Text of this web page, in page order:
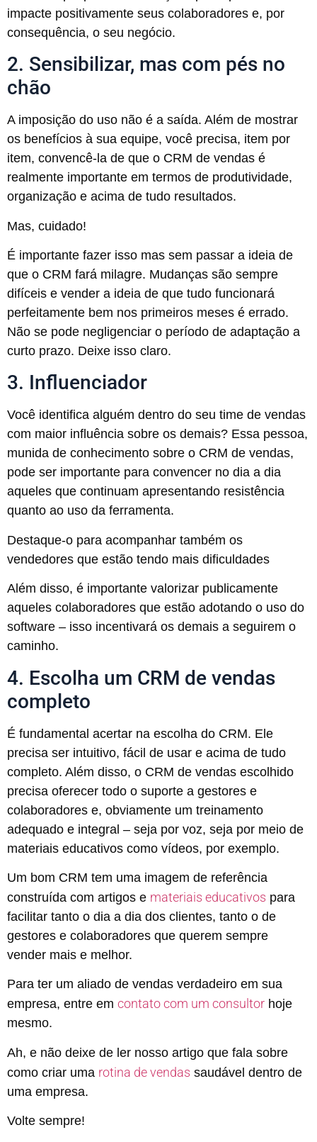
impacte positivamente seus colaboradores e, por
consequência, o seu negócio.
2. Sensibilizar, mas com pés no
chão
A imposição do uso não é a saída. Além de mostrar
os benefícios à sua equipe, você precisa, item por
item, convencê-la de que o CRM de vendas é
realmente importante em termos de produtividade,
organização e acima de tudo resultados.
Mas, cuidado!
É importante fazer isso mas sem passar a ideia de
que o CRM fará milagre. Mudanças são sempre
difíceis e vender a ideia de que tudo funcionará
perfeitamente bem nos primeiros meses é errado.
Não se pode negligenciar o período de adaptação a
curto prazo. Deixe isso claro.
3. Influenciador
Você identifica alguém dentro do seu time de vendas
com maior influência sobre os demais? Essa pessoa,
munida de conhecimento sobre o CRM de vendas,
pode ser importante para convencer no dia a dia
aqueles que continuam apresentando resistência
quanto ao uso da ferramenta.
Destaque-o para acompanhar também os
vendedores que estão tendo mais dificuldades
Além disso, é importante valorizar publicamente
aqueles colaboradores que estão adotando o uso do
software – isso incentivará os demais a seguirem o
caminho.
4. Escolha um CRM de vendas
completo
É fundamental acertar na escolha do CRM. Ele
precisa ser intuitivo, fácil de usar e acima de tudo
completo. Além disso, o CRM de vendas escolhido
precisa oferecer todo o suporte a gestores e
colaboradores e, obviamente um treinamento
adequado e integral – seja por voz, seja por meio de
materiais educativos como vídeos, por exemplo.
Um bom CRM tem uma imagem de referência
construída com artigos e materiais educativos para
facilitar tanto o dia a dia dos clientes, tanto o de
gestores e colaboradores que querem sempre
vender mais e melhor.
Para ter um aliado de vendas verdadeiro em sua
empresa, entre em contato com um consultor hoje
mesmo.
Ah, e não deixe de ler nosso artigo que fala sobre
como criar uma rotina de vendas saudável dentro de
uma empresa.
Volte sempre!